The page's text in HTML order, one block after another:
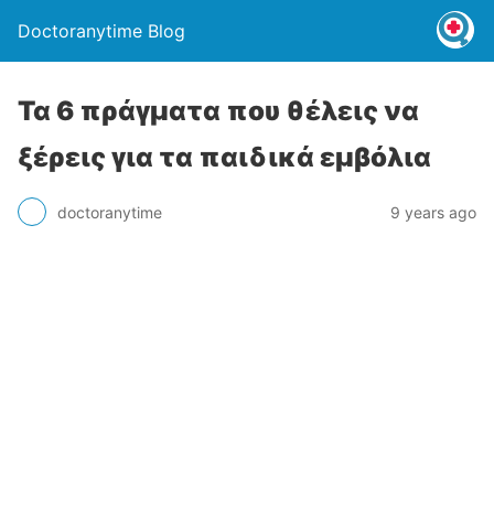
Doctoranytime Blog
Τα 6 πράγματα που θέλεις να
ξέρεις για τα παιδικά εμβόλια
doctoranytime 9 years ago